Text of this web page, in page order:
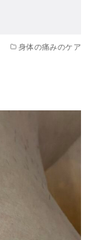
身体の痛みのケア